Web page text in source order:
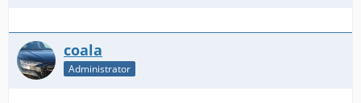
coala
Administrator